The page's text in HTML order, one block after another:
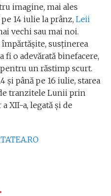
imagine, mai ales
14 iulie la prânz, Leii
vechi sau mai noi.
susținerea
fi o adevărată binefacere,
un răstimp scurt.
și până pe 16 iulie, starea
tranzitele Lunii prin
XII-a, legată și de